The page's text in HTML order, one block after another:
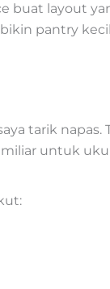
buat layout
pantry
tarik
untuk